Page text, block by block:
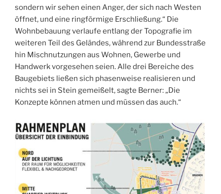
sondern wir sehen einen Anger, der sich nach Westen
öffnet, und eine ringförmige Erschließung.“ Die
Wohnbebauung verlaufe entlang der Topografie im
weiteren Teil des Geländes, während zur Bundesstraße
hin Mischnutzungen aus Wohnen, Gewerbe und
Handwerk vorgesehen seien. Alle drei Bereiche des
Baugebiets ließen sich phasenweise realisieren und
nichts sei in Stein gemeißelt, sagte Berner: „Die
Konzepte können atmen und müssen das auch.“